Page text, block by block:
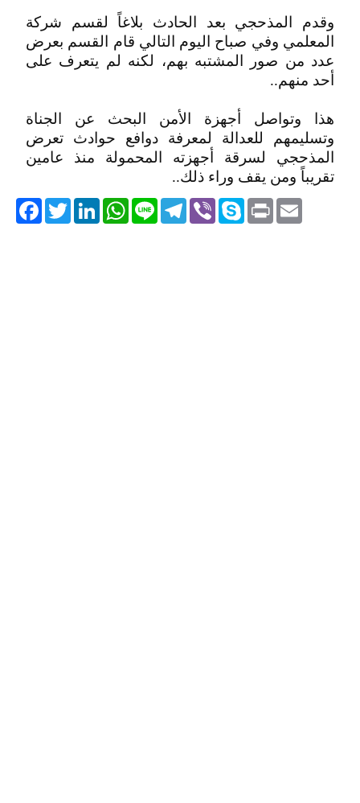
وقدم المذحجي بعد الحادث بلاغاً لقسم شركة
المعلمي وفي صباح اليوم التالي قام القسم بعرض
عدد من صور المشتبه بهم، لكنه لم يتعرف على
أحد منهم..
هذا وتواصل أجهزة الأمن البحث عن الجناة
وتسليمهم للعدالة لمعرفة دوافع حوادث تعرض
المذحجي لسرقة أجهزته المحمولة منذ عامين
تقريباً ومن يقف وراء ذلك..
TwitterLinkedIn
WhatsApp Line
Telegram ViberSkype PrintEmail